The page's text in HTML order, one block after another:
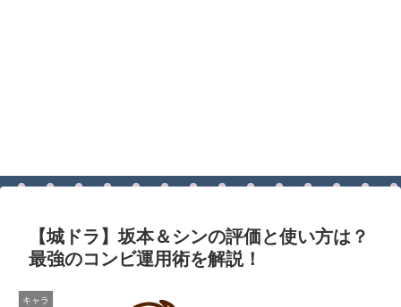
【城ドラ】坂本＆シンの評価と使い方は？
最強のコンビ運用術を解説！
キャラ